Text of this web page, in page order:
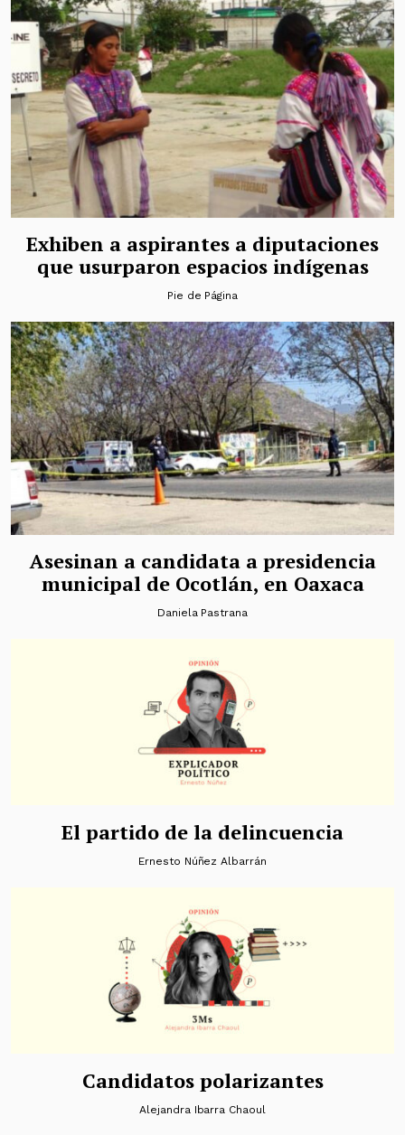
Exhiben a aspirantes a diputaciones
que usurparon espacios indígenas
Pie de Página
Asesinan a candidata a presidencia
municipal de Ocotlán, en Oaxaca
Daniela Pastrana
El partido de la delincuencia
Ernesto Núñez Albarrán
Candidatos polarizantes
Alejandra Ibarra Chaoul